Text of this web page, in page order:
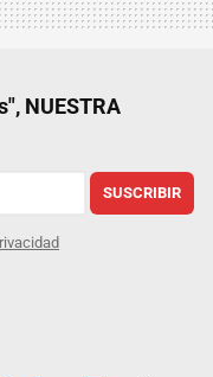
NUESTRA
SUSCRIBIR